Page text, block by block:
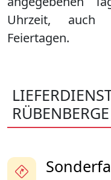
Uhrzeit, auch
Feiertagen.
RÜBENBERGE